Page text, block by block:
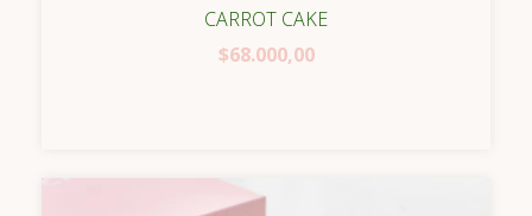
CARROT CAKE
$68.000,00